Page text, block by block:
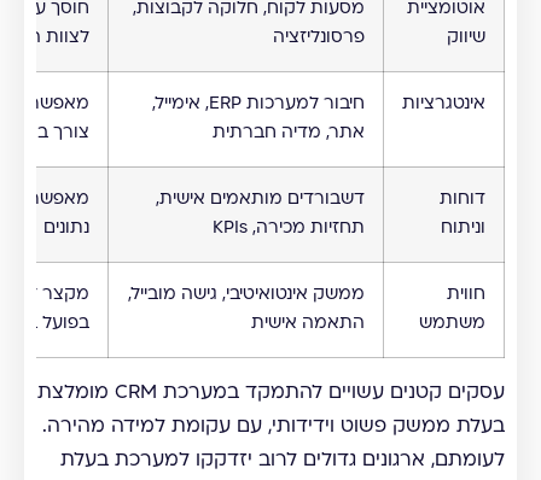
אוטומציית
שיווק
מסעות לקוח, חלוקה לקבוצות,
פרסונליזציה
לצוות
אינטגרציות
חיבור למערכות ERP, אימייל,
אתר, מדיה חברתית
מאפשר
צורך
דוחות
וניתוח
דשבורדים מותאמים אישית,
תחזיות מכירה, KPIs
מאפשר
נתונים
חווית
משתמש
ממשק אינטואיטיבי, גישה מובייל,
התאמה אישית
מקצר זמן
בפועל
עסקים קטנים עשויים להתמקד במערכת CRM מומלצת
בעלת ממשק פשוט וידידותי, עם עקומת למידה מהירה.
לעומתם, ארגונים גדולים לרוב יזדקקו למערכת בעלת